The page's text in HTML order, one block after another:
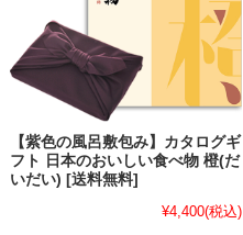
【紫色の風呂敷包み】カタログギ
フト 日本のおいしい食べ物 橙(だ
いだい) [送料無料]
¥4,400(税込)